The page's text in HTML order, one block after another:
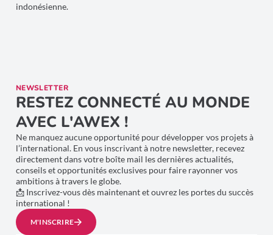
indonésienne.
NEWSLETTER
RESTEZ CONNECTÉ AU MONDE
AVEC L'AWEX !
Ne manquez aucune opportunité pour développer vos projets à
l’international. En vous inscrivant à notre newsletter, recevez
directement dans votre boîte mail les dernières actualités,
conseils et opportunités exclusives pour faire rayonner vos
ambitions à travers le globe.
📩 Inscrivez-vous dès maintenant et ouvrez les portes du succès
international !
M'INSCRIRE